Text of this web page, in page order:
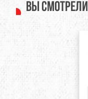
Вы смотрели